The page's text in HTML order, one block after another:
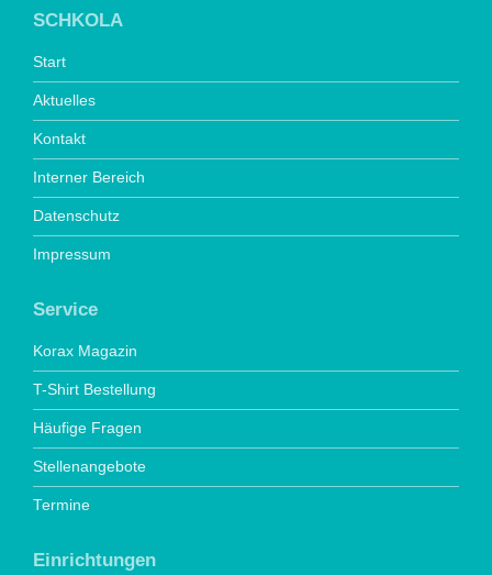
SCHKOLA
Start
Aktuelles
Kontakt
Interner Bereich
Datenschutz
Impressum
Service
Korax Magazin
T-Shirt Bestellung
Häufige Fragen
Stellenangebote
Termine
Einrichtungen